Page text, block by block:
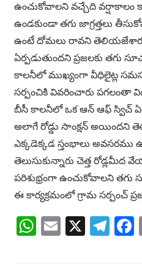
ఉంచుకోవాలని వచ్చేది వర్షాకాలం
ఉండకుండా తగు జాగ్రత్తలు
ఉంటే దోమలు రావని
ఏర్పడుతుందని ప్రజలకు తగు
కాలనీలో ముఖ్యంగా వీధిలైట్ల
సర్పంచికి వివరించారు పగలంతా
బీసీ కాలనీలో ఒక ఆన్ ఆఫ్ స్విచ్
అలాగే రోడ్డు సాంక్షన్ అయిందని
ఎక్కడెక్కడ స్తంభాలు
తెలుసుకున్నారు చెత్త
పరిశుభ్రంగా ఉంచుకోవాలని తగు
ఈ కార్యక్రమంలో గ్రామ సర్పంచ్
WhatsApp
Email
X